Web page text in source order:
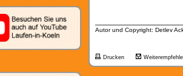
Autor und Copyright: Detlev
Drucken